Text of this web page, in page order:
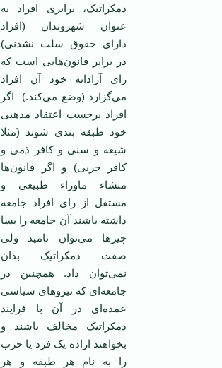
دمکراتیک، برابری افراد به
عنوان شهروندان (افراد
دارای حقوق سلب نشدنی)
در برابر قانون‌هایی است که
رای آزادانه خود آن افراد
می‌گزارد (وضع می‌کند.) اگر
افراد برحسب اعتقاد مذهبی
خود طبقه بندی شوند (مثلا
شیعه و سنی و کافر ذمی و
کافر حربی) و اگر قانون‌ها
منشاء ماوراء طبیعی و
مستقل از رای افراد جامعه
داشته باشند آن جامعه را بسا
چیزها می‌توان نامید ولی
صفت دمکراتیک بدان
نمی‌توان داد. همچنین در
جامعه‌ای که نیروهای سیاسی
عمده‌ای در آن با فرایند
دمکراتیک مخالف باشند و
بخواهند اراده یک فرد یا حزب
را به نام هر طبقه و هر